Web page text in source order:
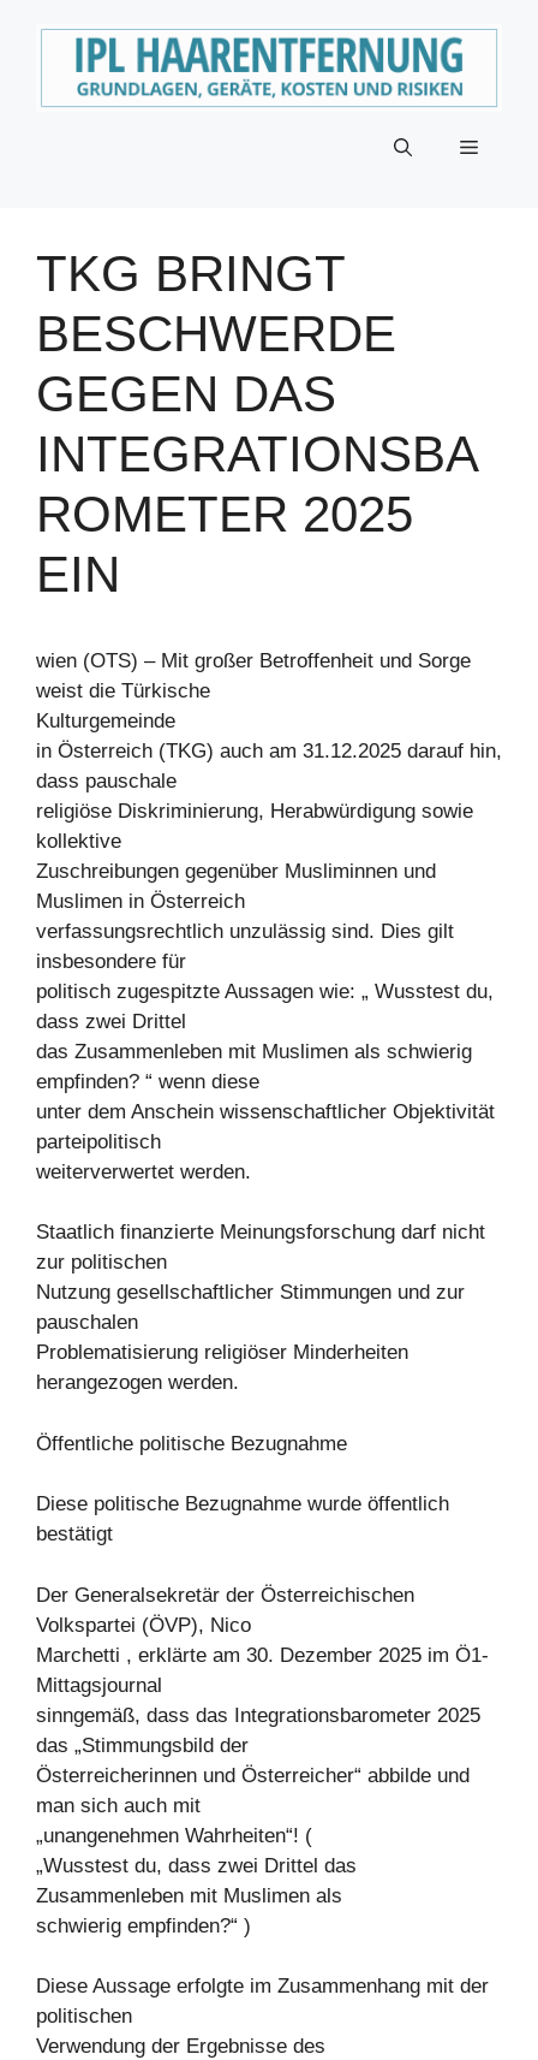
Menü
TKG BRINGT
BESCHWERDE
GEGEN DAS
INTEGRATIONSBA
ROMETER 2025
EIN
wien (OTS) – Mit großer Betroffenheit und Sorge
weist die Türkische
Kulturgemeinde
in Österreich (TKG) auch am 31.12.2025 darauf hin,
dass pauschale
religiöse Diskriminierung, Herabwürdigung sowie
kollektive
Zuschreibungen gegenüber Musliminnen und
Muslimen in Österreich
verfassungsrechtlich unzulässig sind. Dies gilt
insbesondere für
politisch zugespitzte Aussagen wie: „ Wusstest du,
dass zwei Drittel
das Zusammenleben mit Muslimen als schwierig
empfinden? “ wenn diese
unter dem Anschein wissenschaftlicher Objektivität
parteipolitisch
weiterverwertet werden.
Staatlich finanzierte Meinungsforschung darf nicht
zur politischen
Nutzung gesellschaftlicher Stimmungen und zur
pauschalen
Problematisierung religiöser Minderheiten
herangezogen werden.
Öffentliche politische Bezugnahme
Diese politische Bezugnahme wurde öffentlich
bestätigt
Der Generalsekretär der Österreichischen
Volkspartei (ÖVP), Nico
Marchetti , erklärte am 30. Dezember 2025 im Ö1-
Mittagsjournal
sinngemäß, dass das Integrationsbarometer 2025
das „Stimmungsbild der
Österreicherinnen und Österreicher“ abbilde und
man sich auch mit
„unangenehmen Wahrheiten“! (
„Wusstest du, dass zwei Drittel das
Zusammenleben mit Muslimen als
schwierig empfinden?“ )
Diese Aussage erfolgte im Zusammenhang mit der
politischen
Verwendung der Ergebnisse des